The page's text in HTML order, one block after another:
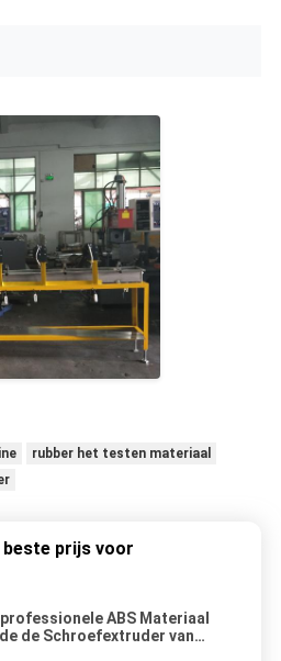
rubber het testen materiaal
beste prijs voor
ABS Materiaal
de Schroefextruder van